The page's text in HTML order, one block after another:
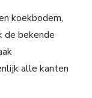
koekbodem,
de bekende
alle kanten